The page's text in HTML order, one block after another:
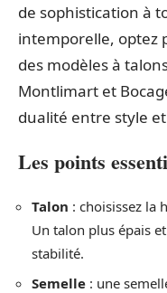
de sophistication à
intemporelle, optez
des modèles à
Montlimart et
dualité entre style
Les points
Talon : choisissez la
Un talon plus épais
stabilité.
Semelle : une